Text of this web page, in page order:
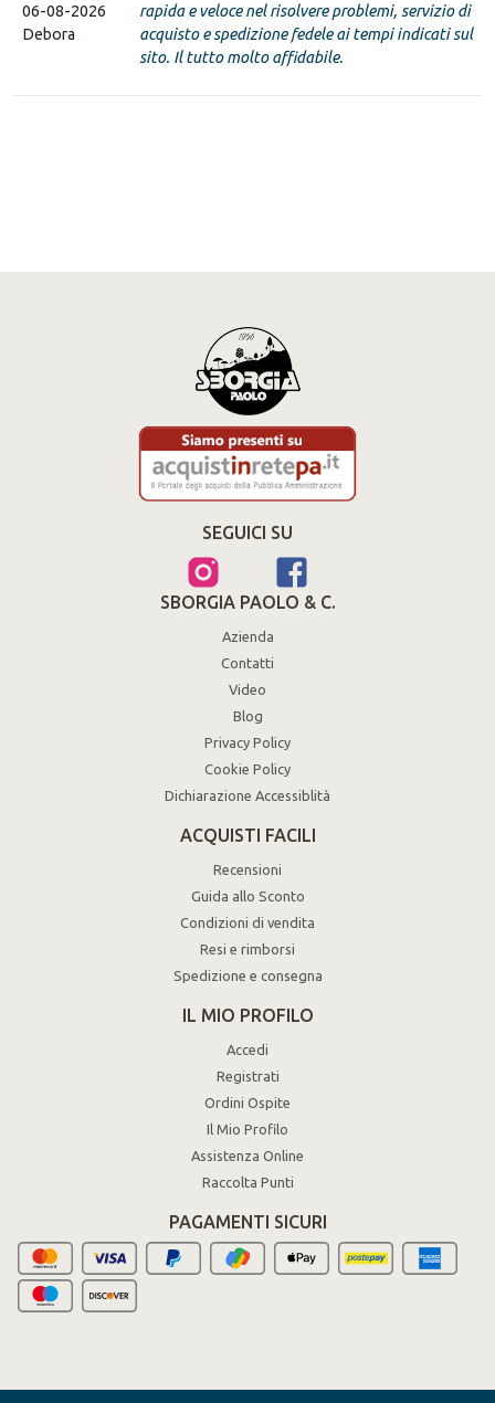
06-08-2026
Debora
rapida e veloce nel risolvere problemi, servizio di
acquisto e spedizione fedele ai tempi indicati sul
sito. Il tutto molto affidabile.
SEGUICI SU
SBORGIA PAOLO & C.
Azienda
Contatti
Video
Blog
Privacy Policy
Cookie Policy
Dichiarazione Accessiblità
ACQUISTI FACILI
Recensioni
Guida allo Sconto
Condizioni di vendita
Resi e rimborsi
Spedizione e consegna
IL MIO PROFILO
Accedi
Registrati
Ordini Ospite
Il Mio Profilo
Assistenza Online
Raccolta Punti
PAGAMENTI SICURI